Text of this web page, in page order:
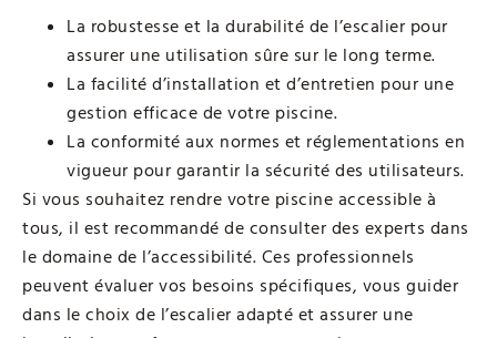
La robustesse et la durabilité de l’escalier pour
assurer une utilisation sûre sur le long terme.
La facilité d’installation et d’entretien pour une
gestion efficace de votre piscine.
La conformité aux normes et réglementations en
vigueur pour garantir la sécurité des utilisateurs.
Si vous souhaitez rendre votre piscine accessible à
tous, il est recommandé de consulter des experts dans
le domaine de l’accessibilité. Ces professionnels
peuvent évaluer vos besoins spécifiques, vous guider
dans le choix de l’escalier adapté et assurer une